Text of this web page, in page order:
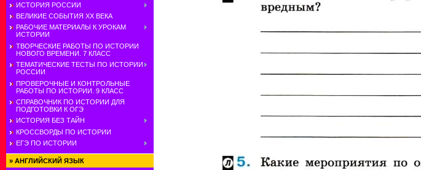
ИСТОРИЯ РОССИИ
ВЕЛИКИЕ СОБЫТИЯ ХХ ВЕКА
РАБОЧИЕ МАТЕРИАЛЫ К УРОКАМ
ИСТОРИИ
ТВОРЧЕСКИЕ РАБОТЫ ПО ИСТОРИИ
НОВОГО ВРЕМЕНИ. 7 КЛАСС
ТЕМАТИЧЕСКИЕ ТЕСТЫ ПО ИСТОРИИ
РОССИИ
ПРОВЕРОЧНЫЕ И КОНТРОЛЬНЫЕ
РАБОТЫ ПО ИСТОРИИ. 9 КЛАСС
СПРАВОЧНИК ПО ИСТОРИИ ДЛЯ
ПОДГОТОВКИ К ОГЭ
ИСТОРИЯ БЕЗ ТАЙН
КРОССВОРДЫ ПО ИСТОРИИ
ЕГЭ ПО ИСТОРИИ
» АНГЛИЙСКИЙ ЯЗЫК